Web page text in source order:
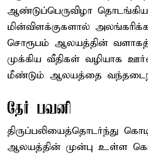
ஆண்டுப்பெருவிழா
மின்விளக்குகளால்
சொரூபம் ஆலயத்தின்
முக்கிய வீதிகள் வழியாக
மீண்டும் ஆலயத்தை
தேர் பவனி
திருப்பலியைத்தொடர்ந்து
ஆலயத்தின் முன்பு உள்ள